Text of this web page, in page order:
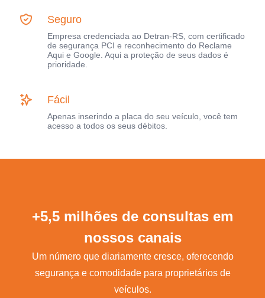
Seguro
Empresa credenciada ao Detran-RS, com certificado
de segurança PCI e reconhecimento do Reclame
Aqui e Google. Aqui a proteção de seus dados é
prioridade.
Fácil
Apenas inserindo a placa do seu veículo, você tem
acesso a todos os seus débitos.
+5,5 milhões de consultas em
nossos canais
Um número que diariamente cresce, oferecendo
segurança e comodidade para proprietários de
veículos.